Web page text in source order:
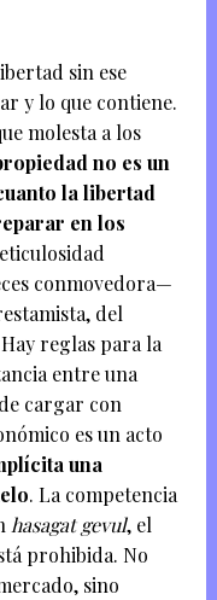
sin ese
y lo que contiene.
molesta a los
no es un
la libertad
en los
conmovedora—
del
reglas para la
entre una
cargar con
es un acto
una
. La competencia
hasagat gevul, el
prohibida. No
sino